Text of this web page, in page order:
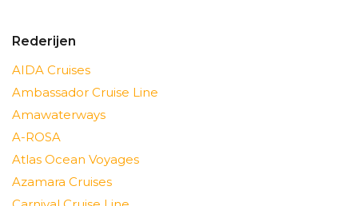
Rederijen
AIDA Cruises
Ambassador Cruise Line
Amawaterways
A-ROSA
Atlas Ocean Voyages
Azamara Cruises